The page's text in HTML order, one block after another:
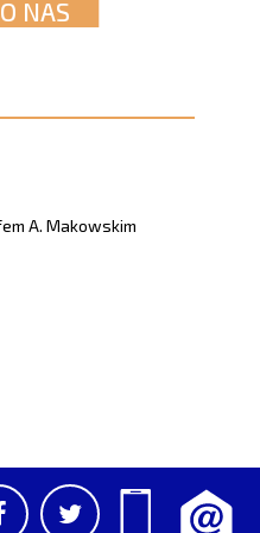
NAS
A. Makowskim